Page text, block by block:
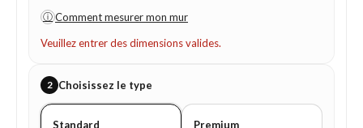
ⓘ Comment mesurer mon mur
Veuillez entrer des dimensions valides.
2 Choisissez le type
Standard
Premium